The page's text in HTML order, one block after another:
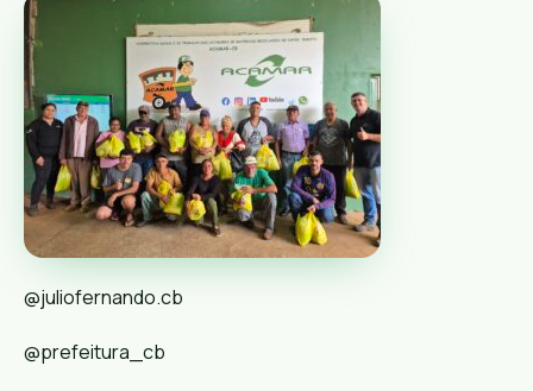
@juliofernando.cb
@prefeitura_cb